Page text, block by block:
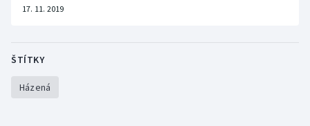
Plavání
Plážový volejbal
17. 11. 2019
ŠTÍTKY
Házená